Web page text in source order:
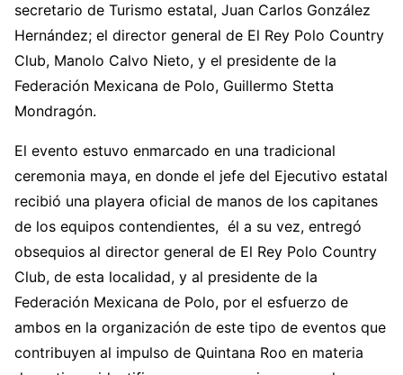
secretario de Turismo estatal, Juan Carlos González
Hernández; el director general de El Rey Polo Country
Club, Manolo Calvo Nieto, y el presidente de la
Federación Mexicana de Polo, Guillermo Stetta
Mondragón.
El evento estuvo enmarcado en una tradicional
ceremonia maya, en donde el jefe del Ejecutivo estatal
recibió una playera oficial de manos de los capitanes
de los equipos contendientes, él a su vez, entregó
obsequios al director general de El Rey Polo Country
Club, de esta localidad, y al presidente de la
Federación Mexicana de Polo, por el esfuerzo de
ambos en la organización de este tipo de eventos que
contribuyen al impulso de Quintana Roo en materia